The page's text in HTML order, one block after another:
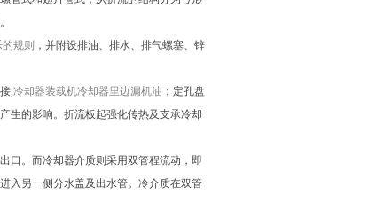
规则 ，并附设排油、排水、排气螺塞、锌
,冷却器装载机冷却器里边漏机油 ；定孔盘
生的影响。折流板起强化传热及支承冷却
口。而冷却器介质则采用双管程流动，即
入另一侧分水盖及出水管。冷介质在双管